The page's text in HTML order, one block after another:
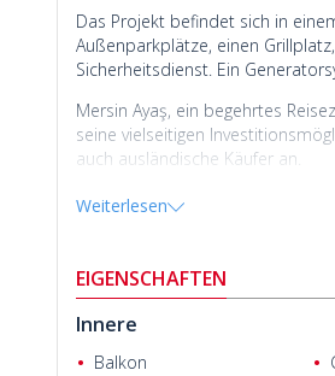
Das Projekt befindet sich in
Außenparkplätze, einen
Sicherheitsdienst. Ein
Mersin Ayaş, ein begehrtes
seine vielseitigen
auch ausländische Käufer an.
Diezum Verkauf stehenden
Weiterlesen
EIGENSCHAFTEN
Innere
Balkon
Korhan Topaloğlu